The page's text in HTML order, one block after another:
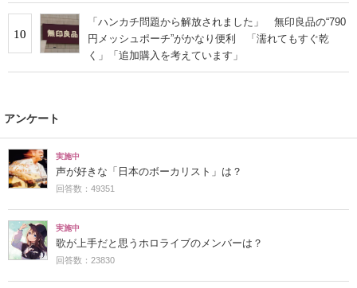
10
「ハンカチ問題から解放されました」 無印良品の“790
円メッシュポーチ”がかなり便利 「濡れてもすぐ乾
く」「追加購入を考えています」
アンケート
実施中
声が好きな「日本のボーカリスト」は？
回答数：49351
実施中
歌が上手だと思うホロライブのメンバーは？
回答数：23830